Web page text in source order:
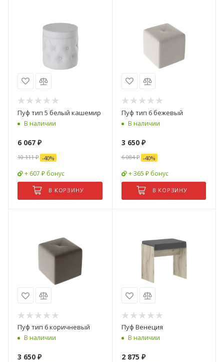
Пуф тип 5 белый кашемир
В наличии
6 067 ₽
10 111₽ -40%
+ 607 ₽ бонус
В КОРЗИНУ
Пуф тип 6 бежевый
В наличии
3 650₽
6 084₽ -40%
+ 365 ₽ бонус
В КОРЗИНУ
Пуф тип 6 коричневый
В наличии
3 650 ₽
Пуф Венеция
В наличии
2 875 ₽